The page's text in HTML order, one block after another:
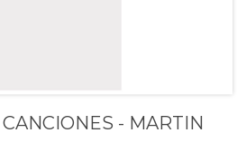
- MARTIN